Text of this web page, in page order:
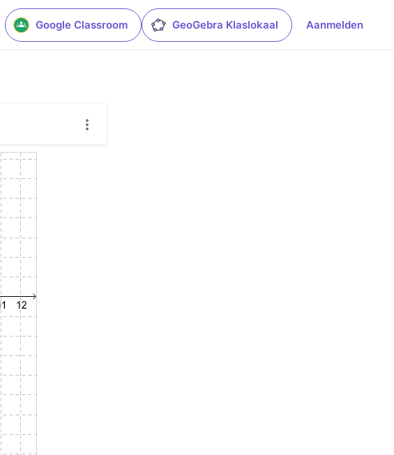
Google Classroom GeoGebra Klaslokaal Aanmelden